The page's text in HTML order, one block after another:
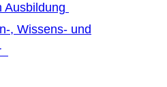
Ausbildung
, Wissens- und